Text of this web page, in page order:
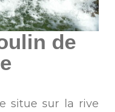
de
situe sur la rive